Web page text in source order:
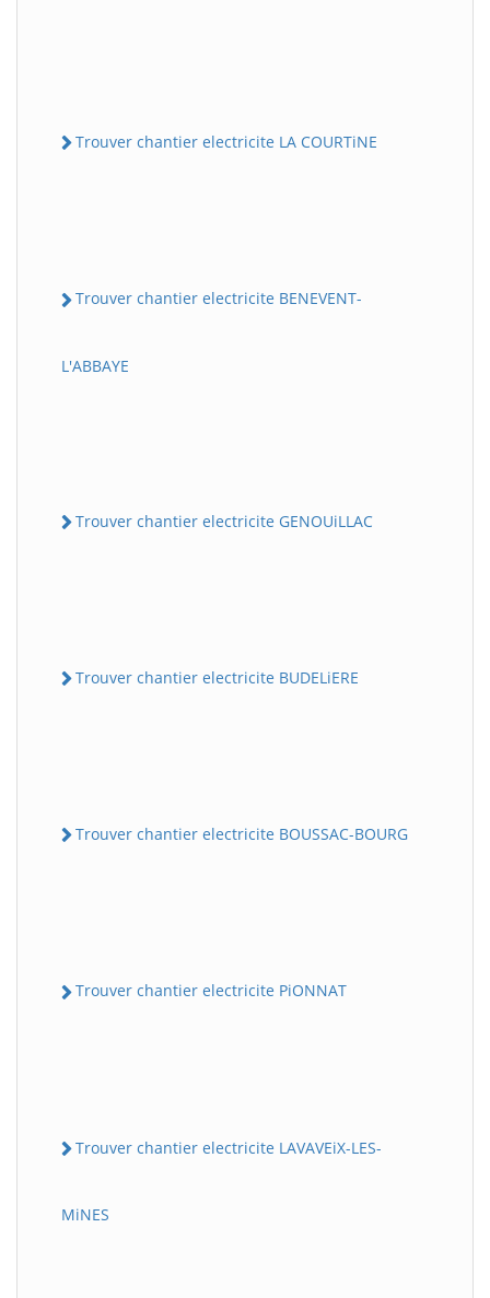
Trouver chantier electricite LA COURTiNE
Trouver chantier electricite BENEVENT-
L'ABBAYE
Trouver chantier electricite GENOUiLLAC
Trouver chantier electricite BUDELiERE
Trouver chantier electricite BOUSSAC-BOURG
Trouver chantier electricite PiONNAT
Trouver chantier electricite LAVAVEiX-LES-
MiNES